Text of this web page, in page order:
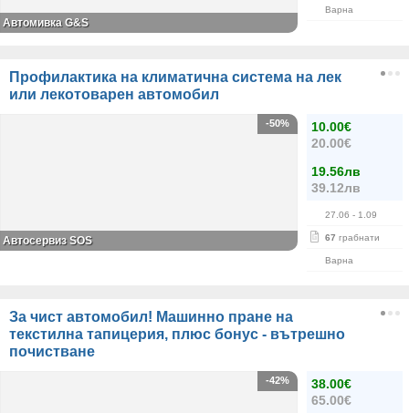
Варна
Автомивка G&S
Профилактика на климатична система на лек
или лекотоварен автомобил
10.00€
20.00€
19.56лв
39.12лв
27.06 - 1.09
67 грабнати
Варна
-50%
Автосервиз SOS
За чист автомобил! Машинно пране на
текстилна тапицерия, плюс бонус - вътрешно
почистване
38.00€
65.00€
-42%